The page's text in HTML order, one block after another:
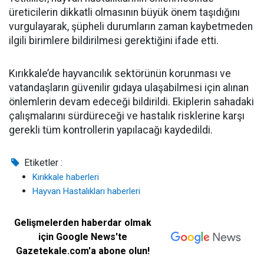
üreticilerin dikkatli olmasının büyük önem taşıdığını
vurgulayarak, şüpheli durumların zaman kaybetmeden
ilgili birimlere bildirilmesi gerektiğini ifade etti.
Kırıkkale’de hayvancılık sektörünün korunması ve
vatandaşların güvenilir gıdaya ulaşabilmesi için alınan
önlemlerin devam edeceği bildirildi. Ekiplerin sahadaki
çalışmalarını sürdüreceği ve hastalık risklerine karşı
gerekli tüm kontrollerin yapılacağı kaydedildi.
Etiketler :
Kırıkkale haberleri
Hayvan Hastalıkları haberleri
Gelişmelerden haberdar olmak
için Google News'te
Gazetekale.com'a abone olun!